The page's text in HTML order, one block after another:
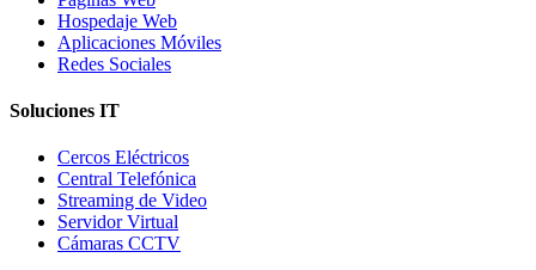
Hospedaje Web
Aplicaciones Móviles
Redes Sociales
Soluciones IT
Cercos Eléctricos
Central Telefónica
Streaming de Video
Servidor Virtual
Cámaras CCTV